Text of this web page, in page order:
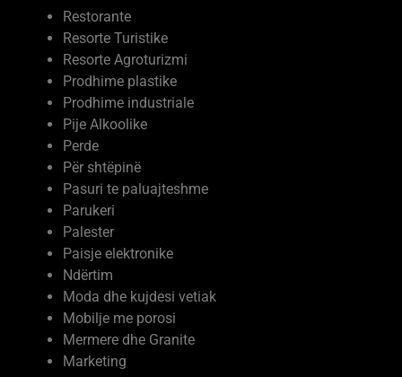
Resorte Agroturizmi
Prodhime plastike
Prodhime industriale
Pije Alkoolike
Perde
Për shtëpinë
Pasuri te paluajteshme
Parukeri
Palester
Paisje elektronike
Ndërtim
Moda dhe kujdesi vetiak
Mobilje me porosi
Mermere dhe Granite
Marketing
Makina me qera
Kozmetike